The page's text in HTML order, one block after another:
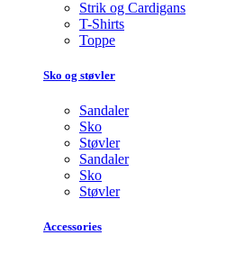
Strik og Cardigans
T-Shirts
Toppe
Sko og støvler
Sandaler
Sko
Støvler
Sandaler
Sko
Støvler
Accessories